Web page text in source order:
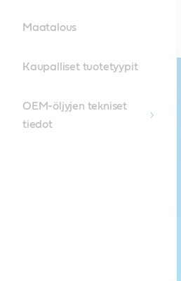
Maatalous
Kaupalliset tuotetyypit
OEM-öljyjen tekniset
tiedot